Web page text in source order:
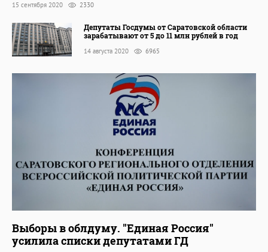
15 сентября 2020 2330
Депутаты Госдумы от Саратовской области
зарабатывают от 5 до 11 млн рублей в год
14 августа 2020 6965
Выборы в облдуму. "Единая Россия"
усилила списки депутатами ГД